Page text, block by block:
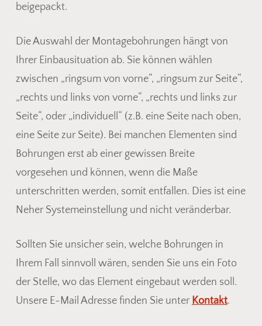
beigepackt.
Die Auswahl der Montagebohrungen hängt von
Ihrer Einbausituation ab. Sie können wählen
zwischen „ringsum von vorne“, „ringsum zur Seite“,
„rechts und links von vorne“, „rechts und links zur
Seite“, oder „individuell“ (z.B. eine Seite nach oben,
eine Seite zur Seite). Bei manchen Elementen sind
Bohrungen erst ab einer gewissen Breite
vorgesehen und können, wenn die Maße
unterschritten werden, somit entfallen. Dies ist eine
Neher Systemeinstellung und nicht veränderbar.
Sollten Sie unsicher sein, welche Bohrungen in
Ihrem Fall sinnvoll wären, senden Sie uns ein Foto
der Stelle, wo das Element eingebaut werden soll.
Unsere E-Mail Adresse finden Sie unter Kontakt.